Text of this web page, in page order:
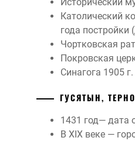
Католический
года
Чортковская
Покровская
Синагога 1905 г.
ГУСЯТЫН,
1431 год— дата
В XIX веке —